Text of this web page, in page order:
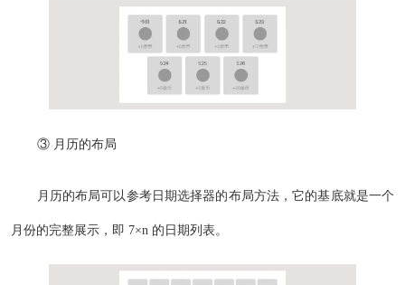
③ 月历的布局
月历的布局可以参考日期选择器的布局方法，它的基底就是一个
月份的完整展示，即 7×n 的日期列表。